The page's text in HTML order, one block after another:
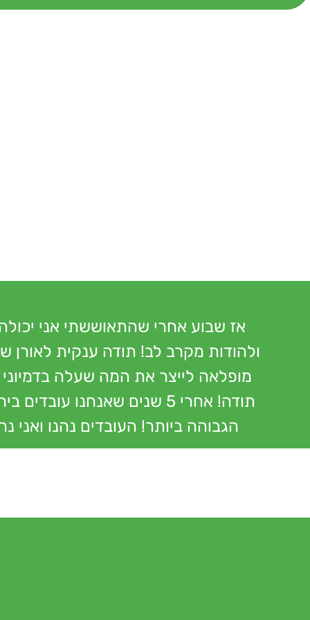
אז שבוע אחרי שהתאוששתי אני
ולהודות מקרב לב! תודה ענקית לאורן
מופלאה לייצר את המה שעלה
תודה! אחרי 5 שנים
הגבוהה ביותר! העובדים נהנו